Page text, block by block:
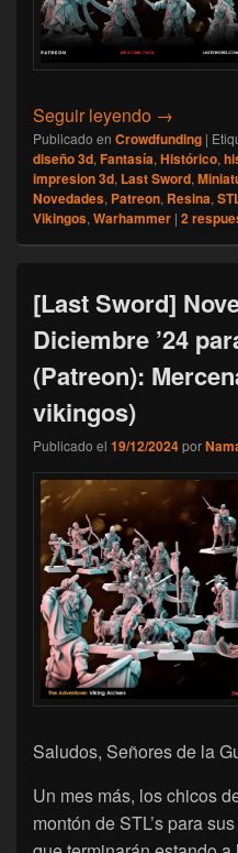
Seguir leyendo [Last
→
Publicado en Crowdfunding |
diseño 3d, Fantasía, Histórico,
impresion 3d, Last Sword,
Novedades, Patreon, Resina,
Vikingos, Warhammer | 2
[Last Sword]
Diciembre ’24
(Patreon):
vikingos)
Publicado el 19/12/2024por
Saludos, Señores de la
Un mes más, los chicos
montón de STL’s para